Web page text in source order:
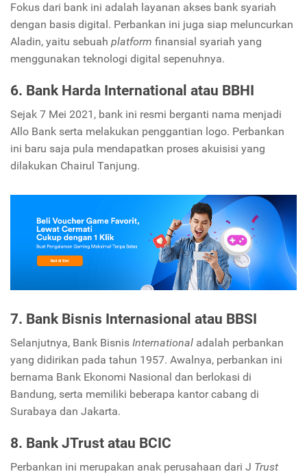
Fokus dari bank ini adalah layanan akses bank syariah
dengan basis digital. Perbankan ini juga siap meluncurkan
Aladin, yaitu sebuah platform finansial syariah yang
menggunakan teknologi digital sepenuhnya.
6. Bank Harda International atau BBHI
Sejak 7 Mei 2021, bank ini resmi berganti nama menjadi
Allo Bank serta melakukan penggantian logo. Perbankan
ini baru saja pula mendapatkan proses akuisisi yang
dilakukan Chairul Tanjung.
7. Bank Bisnis Internasional atau BBSI
Selanjutnya, Bank Bisnis International adalah perbankan
yang didirikan pada tahun 1957. Awalnya, perbankan ini
bernama Bank Ekonomi Nasional dan berlokasi di
Bandung, serta memiliki beberapa kantor cabang di
Surabaya dan Jakarta.
8. Bank JTrust atau BCIC
Perbankan ini merupakan anak perusahaan dari J Trust